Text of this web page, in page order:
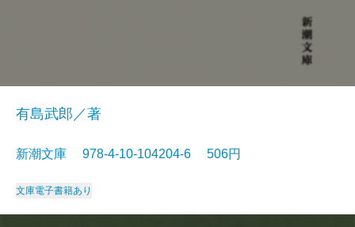
有島武郎／著
新潮文庫 978-4-10-104204-6 506円
文庫電子書籍あり